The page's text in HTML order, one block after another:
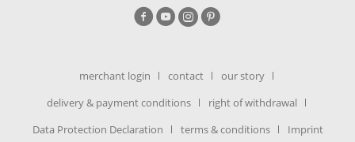
merchant login contact
our story
delivery & payment conditions
right of withdrawal
Data Protection Declaration
terms & conditions Imprint